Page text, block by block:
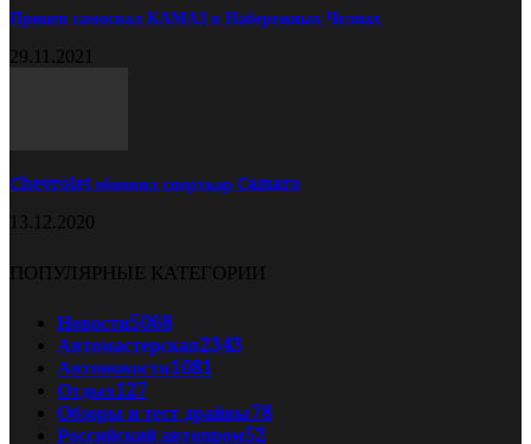
Прицеп самосвал КАМАЗ в Набережных Челнах
29.11.2021
Chevrolet обновил спорткар Camaro
13.12.2020
ПОПУЛЯРНЫЕ КАТЕГОРИИ
Новости5068
Автомастерская2343
Автоновости1081
Отдых127
Обзоры и тест драйвы78
Российский автопром52